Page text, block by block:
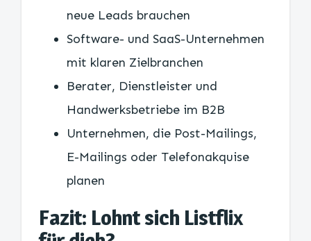
neue Leads brauchen
Software- und SaaS-Unternehmen
mit klaren Zielbranchen
Berater, Dienstleister und
Handwerksbetriebe im B2B
Unternehmen, die Post-Mailings,
E-Mailings oder Telefonakquise
planen
Fazit: Lohnt sich Listflix